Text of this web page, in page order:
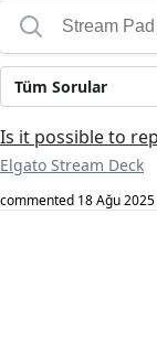
Tüm Sorular
Is it possible to
Elgato Stream Deck
commented 18 Ağu 2025